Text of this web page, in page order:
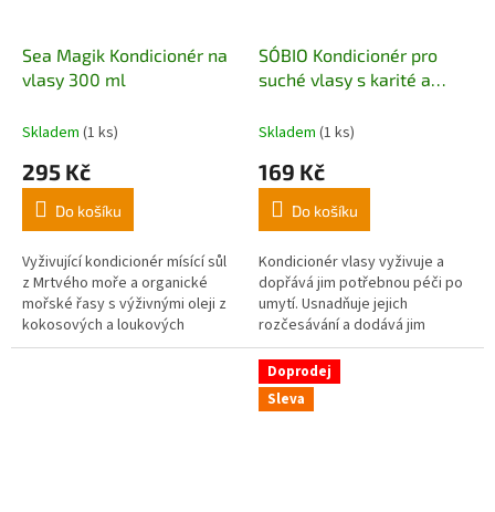
Sea Magik Kondicionér na
vlasy 300 ml
Skladem (1 ks)
295 Kč
Do košíku
Vyživující kondicionér mísící sůl
z Mrtvého moře a organické
mořské řasy s výživnými oleji z
kokosových a loukových
semen..
SO´BIO Kondicionér pro
suché vlasy s karité a
200ml
Skladem (1 ks)
169 Kč
Do košíku
Kondicionér vlasy vyživuje a
dopřává jim potřebnou péči po
umytí. Usnadňuje jejich
rozčesávání a dodává jim
ochranu. Bez obsahu parabenů a
silikonů.
Doprodej
Sleva